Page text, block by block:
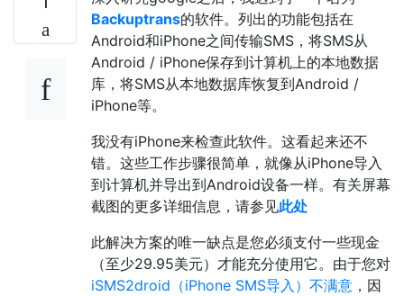
Backuptrans的软件。列出的功能包括在
Android和iPhone之间传输SMS，将SMS从
Android / iPhone保存到计算机上的本地数据
库，将SMS从本地数据库恢复到Android /
iPhone等。
我没有iPhone来检查此软件。这看起来还不
错。这些工作步骤很简单，就像从iPhone导入
到计算机并导出到Android设备一样。有关屏幕
截图的更多详细信息，请参见此处
此解决方案的唯一缺点是您必须支付一些现金
（至少29.95美元）才能充分使用它。由于您对
iSMS2droid（iPhone SMS导入）不满意 ，因